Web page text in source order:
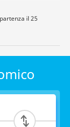
il 25